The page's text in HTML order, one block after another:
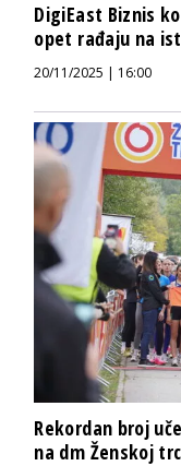
DigiEast Biznis
opet rađaju na
20/11/2025 | 16:00
Rekordan broj
na dm Ženskoj